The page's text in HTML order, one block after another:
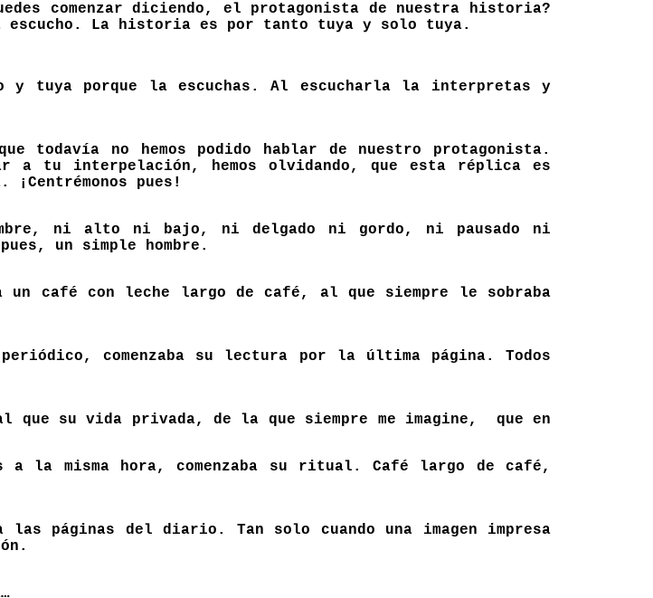
comenzar diciendo, el protagonista de nuestra historia?
La historia es por tanto tuya y solo tuya.
y tuya porque la escuchas. Al escucharla la interpretas y
todavía no hemos podido hablar de nuestro protagonista.
a tu interpelación, hemos olvidando, que esta réplica es
pues!
ni alto ni bajo, ni delgado ni gordo, ni pausado ni
un simple hombre.
un café con leche largo de café, al que siempre le sobraba
comenzaba su lectura por la última página. Todos
su vida privada, de la que siempre me imagine, que en
la misma hora, comenzaba su ritual. Café largo de café,
páginas del diario. Tan solo cuando una imagen impresa